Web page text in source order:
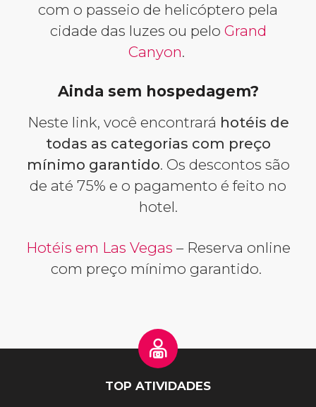
com o passeio de helicóptero pela
cidade das luzes ou pelo Grand
Canyon.
Ainda sem hospedagem?
Neste link, você encontrará hotéis de
todas as categorias com preço
mínimo garantido. Os descontos são
de até 75% e o pagamento é feito no
hotel.
Hotéis em Las Vegas – Reserva online
com preço mínimo garantido.
TOP ATIVIDADES